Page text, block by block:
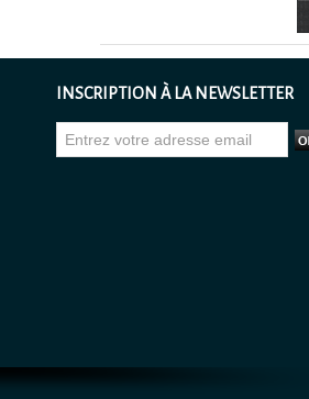
INSCRIPTION À LA NEWSLETTER